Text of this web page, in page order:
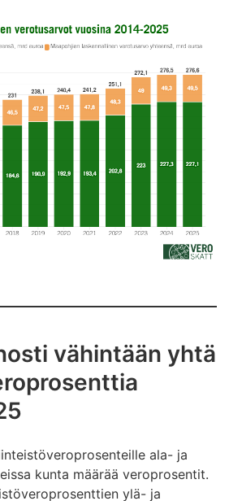
vähintään yhtä
ala- ja
kunta määrää veroprosentit.
ylä- ja